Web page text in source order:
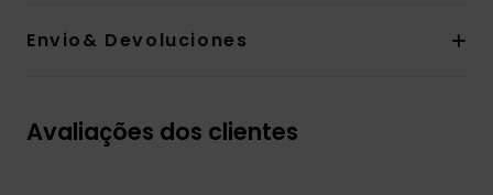
Envio& Devoluciones
Avaliações dos clientes